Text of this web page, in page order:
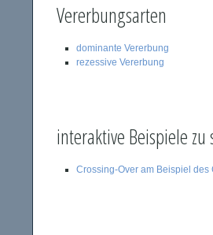
Vererbungsarten
dominante Vererbung
rezessive Vererbung
interaktive Beispiele
Crossing-Over am Beispiel